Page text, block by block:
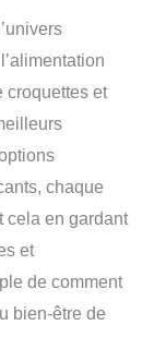
croquettes et
chaque
cela en gardant
et
de comment
bien-être de